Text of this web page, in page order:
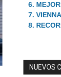
6.
7.
8.
NUEVOS